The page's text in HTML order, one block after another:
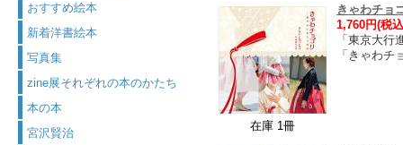
おすすめ絵本
新着洋書絵本
写真集
zine展それぞれの本のかたち
本の本
宮沢賢治
在庫 1冊
きゃわチョ
1,760円(税
「東京大
「きゃわ